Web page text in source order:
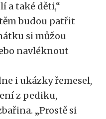
a také děti,“
budou patřit
si můžou
navléknout
i ukázky řemesel,
z pediku,
„Prostě si